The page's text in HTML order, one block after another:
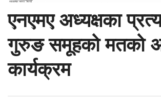
एनएमए अध्यक्षका
गुरुङ समूहको मतको
कार्यक्रम